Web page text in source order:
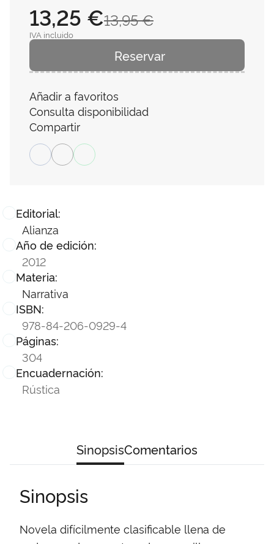
Editorial:
Alianza
Año de edición:
2012
Materia:
Narrativa
ISBN:
978-84-206-0929-4
Páginas:
304
Encuadernación:
Rústica
13,95 €
13,25 €
IVA incluido
Reservar
Añadir a favoritos
Consulta disponibilidad
Compartir
SinopsisComentarios
Sinopsis
Novela difícilmente clasificable llena de